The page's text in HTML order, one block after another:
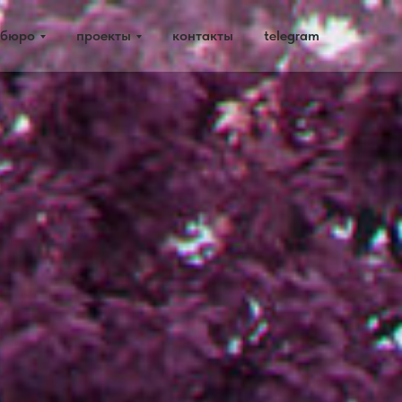
проекты контакты telegram